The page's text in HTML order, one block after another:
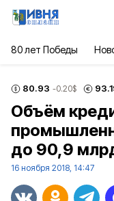
80 лет Победы
80.93 -0.20$
Объём
до 90,9
16 ноября 2018, 14:47